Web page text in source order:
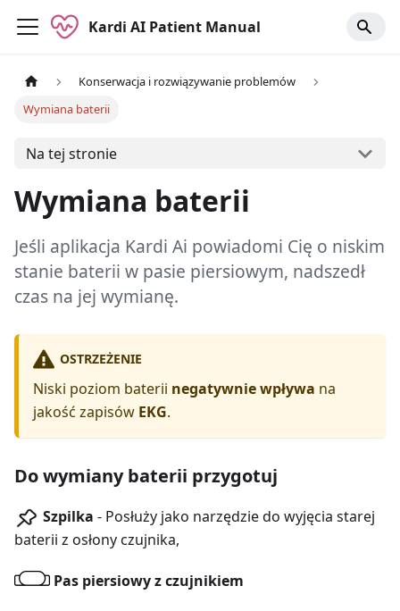
Kardi AI Patient Manual
Konserwacja i rozwiązywanie problemów
Wymiana baterii
Na tej stronie
Wymiana baterii
Jeśli aplikacja Kardi Ai powiadomi Cię o niskim
stanie baterii w pasie piersiowym, nadszedł
czas na jej wymianę.
OSTRZEŻENIE
Niski poziom baterii negatywnie wpływa na
jakość zapisów EKG.
Do wymiany baterii przygotuj
Szpilka - Posłuży jako narzędzie do wyjęcia starej
baterii z osłony czujnika,
Pas piersiowy z czujnikiem